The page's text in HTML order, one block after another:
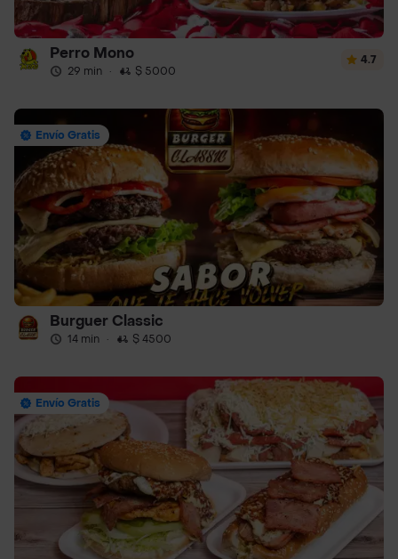
Perro Mono
29 min · $ 5000
4.7
Envío Gratis
Burguer Classic
14 min · $ 4500
Envío Gratis